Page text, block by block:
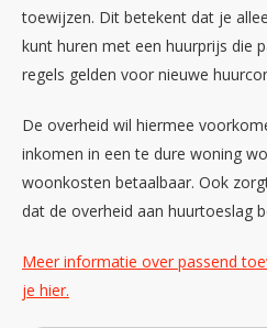
toewijzen. Dit betekent dat je
kunt huren met een huurprijs die
regels gelden voor nieuwe
De overheid wil hiermee
inkomen in een te dure woning
woonkosten betaalbaar. Ook
dat de overheid aan huurtoeslag
Meer informatie over passend
je hier.